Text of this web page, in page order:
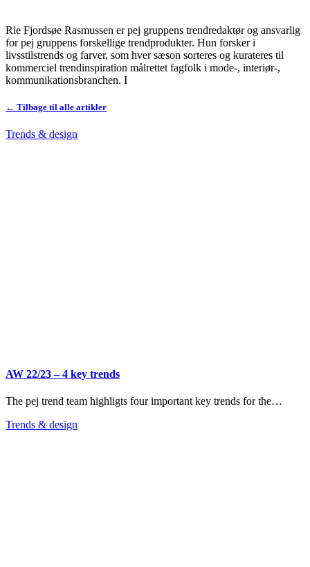
Rie Fjordsøe Rasmussen er pej gruppens trendredaktør og ansvarlig
for pej gruppens forskellige trendprodukter. Hun forsker i
livsstilstrends og farver, som hver sæson sorteres og kurateres til
kommerciel trendinspiration målrettet fagfolk i mode-, interiør-,
kommunikationsbranchen. I
← Tilbage til alle artikler
Trends & design
AW 22/23 – 4 key trends
The pej trend team highligts four important key trends for the…
Trends & design